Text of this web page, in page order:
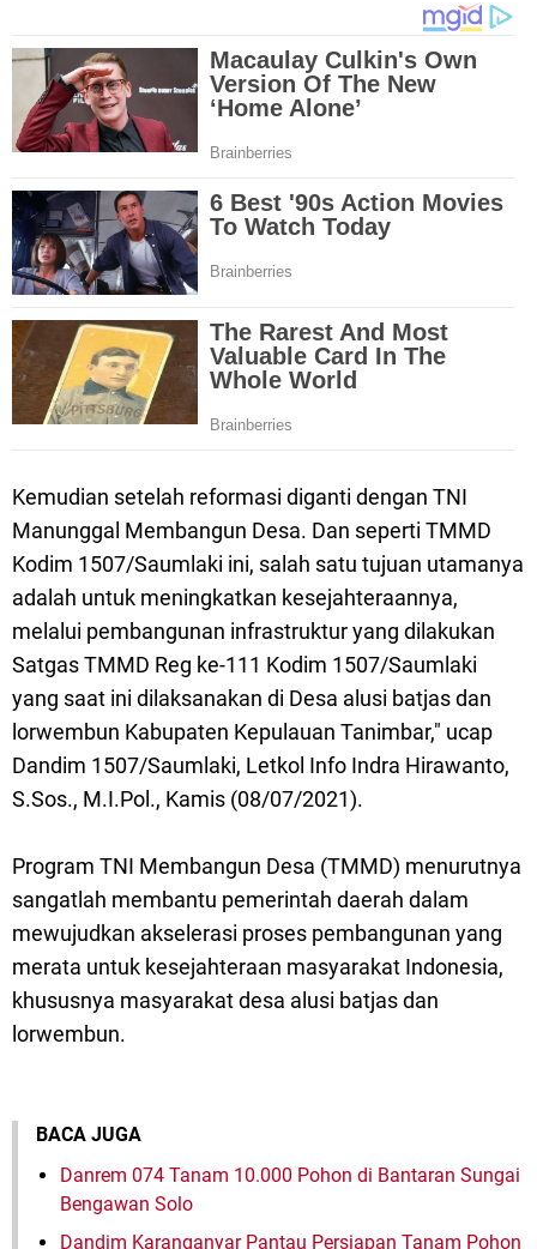
Kemudian setelah reformasi diganti dengan TNI
Manunggal Membangun Desa. Dan seperti TMMD
Kodim 1507/Saumlaki ini, salah satu tujuan utamanya
adalah untuk meningkatkan kesejahteraannya,
melalui pembangunan infrastruktur yang dilakukan
Satgas TMMD Reg ke-111 Kodim 1507/Saumlaki
yang saat ini dilaksanakan di Desa alusi batjas dan
lorwembun Kabupaten Kepulauan Tanimbar," ucap
Dandim 1507/Saumlaki, Letkol Info Indra Hirawanto,
S.Sos., M.I.Pol., Kamis (08/07/2021).
Program TNI Membangun Desa (TMMD) menurutnya
sangatlah membantu pemerintah daerah dalam
mewujudkan akselerasi proses pembangunan yang
merata untuk kesejahteraan masyarakat Indonesia,
khususnya masyarakat desa alusi batjas dan
lorwembun.
BACA JUGA
Danrem 074 Tanam 10.000 Pohon di Bantaran Sungai
Bengawan Solo
Dandim Karanganyar Pantau Persiapan Tanam Pohon